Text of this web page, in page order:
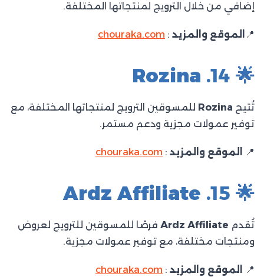
إضافي من خلال الترويج لمنتجاتها المختلفة.​
📍 الموقع والمزيد :
chouraka.com
🌟 14.
Rozina
تُتيح Rozina للمسوقين الترويج لمنتجاتها المختلفة، مع
توفير عمولات مجزية ودعم مستمر.​
📍 الموقع والمزيد :
chouraka.com
🌟 15.
Ardz Affiliate
تُقدم Ardz Affiliate فرصًا للمسوقين للترويج لعروض
ومنتجات مختلفة، مع توفير عمولات مجزية.​
📍 الموقع والمزيد :
chouraka.com